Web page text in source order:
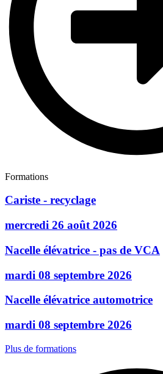
Formations
Cariste - recyclage
mercredi 26 août 2026
Nacelle élévatrice - pas de VCA
mardi 08 septembre 2026
Nacelle élévatrice automotrice
mardi 08 septembre 2026
Plus de formations